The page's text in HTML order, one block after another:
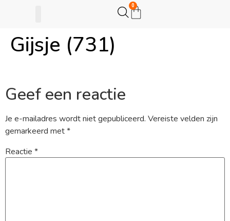
0
Gijsje (731)
Geef een reactie
Je e-mailadres wordt niet gepubliceerd. Vereiste velden zijn
gemarkeerd met*
Reactie *